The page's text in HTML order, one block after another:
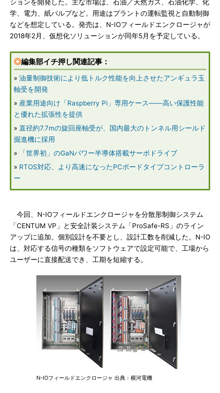
ションを開発した。主な市場は、石油／天然ガス、石油化学、化
学、電力、紙パルプなど。用途はプラントの運転監視と自動制御
などを想定している。発売は、N-IOフィールドエンクロージャが
2018年2月、仮想化ソリューションが同年5月を予定している。
◎編集部イチ押し関連記事：
» 油量制御技術により低トルク性能を向上させたアンギュラ玉
軸受を開発
» 産業用途向け「Raspberry Pi」専用ケース――高い保護性能
と優れた拡張性を提供
» 直径約7.7mの旋回座軸受が、国内最大のトンネル用シールド
掘進機に採用
»
「世界初」のGaNパワー半導体搭載サーボドライブ
» RTOS対応、より高速になったPCボードタイプコントローラ
ー
今回、N-IOフィールドエンクロージャを分散形制御システム
「CENTUM VP」と安全計装システム「ProSafe-RS」のライン
アップに追加。個別設計を不要とし、設計工数を削減した。N-IO
は、対応する信号の種類をソフトウェアで設定可能で、工場から
ユーザーに直接配送でき、工期を短縮する。
N-IOフィールドエンクロージャ 出典：横河電機